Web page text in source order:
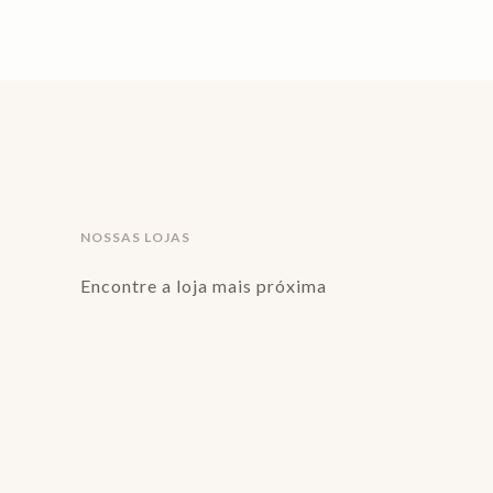
NOSSAS LOJAS
Encontre a loja mais próxima